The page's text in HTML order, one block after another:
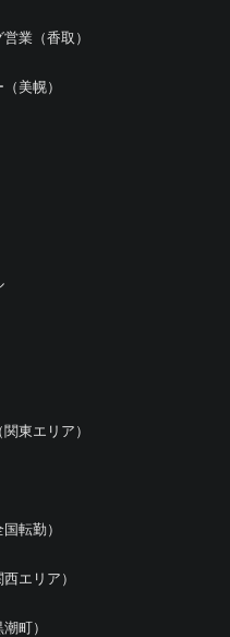
業（香取）
美幌）
東エリア）
転勤）
エリア）
町）